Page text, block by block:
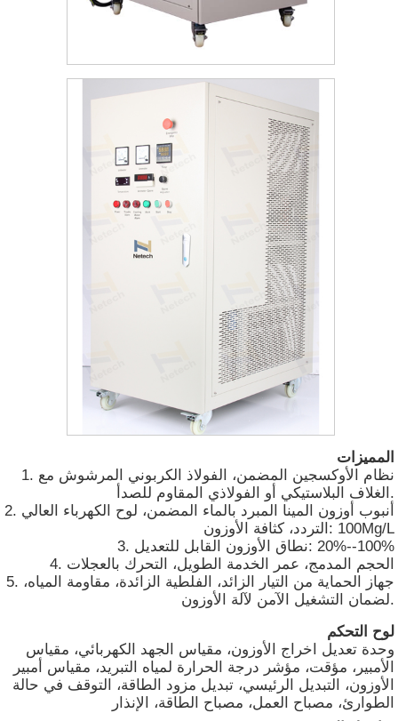
المميزات
1. نظام الأوكسجين المضمن، الفولاذ الكربوني المرشوش مع
الغلاف البلاستيكي أو الفولاذي المقاوم للصدأ.
2. أنبوب أوزون المينا المبرد بالماء المضمن، لوح الكهرباء العالي
التردد، كثافة الأوزون: 100Mg/L
3. نطاق الأوزون القابل للتعديل: 20%--100%
4. الحجم المدمج، عمر الخدمة الطويل، التحرك بالعجلات
5. جهاز الحماية من التيار الزائد، الفلطية الزائدة، مقاومة المياه،
لضمان التشغيل الآمن لآلة الأوزون.
لوح التحكم
وحدة تعديل اخراج الأوزون، مقياس الجهد الكهربائي، مقياس
الأمبير، مؤقت، مؤشر درجة الحرارة لمياه التبريد، مقياس أمبير
الأوزون، التبديل الرئيسي، تبديل مزود الطاقة، التوقف في حالة
الطوارئ، مصباح العمل، مصباح الطاقة، الإنذار